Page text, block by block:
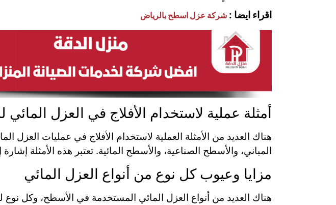
اقراء ايضا :شركة عزل اسطح بالرياض
أمثلة عملية لاستخدام الأفلاج في العزل
هناك العديد من الأمثلة العملية لاستخدام الأفلاج في عمليات
المباني، والأسطح الصناعية، والأسطح المائية. تعتبر هذه الأمثلة
مزايا وعيوب كل نوع من أنواع العزل المائي
هناك العديد من أنواع العزل المائي المستخدمة في الأسطح، وكل نوع